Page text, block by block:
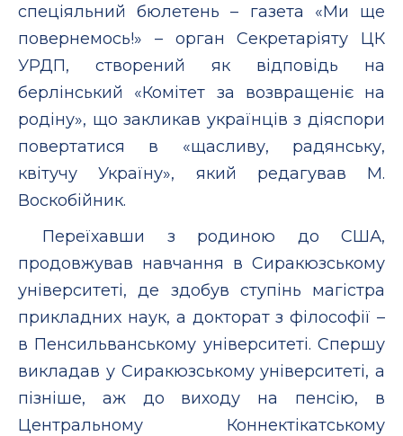
спеціяльний бюлетень – газета «Ми ще
повернемось!» – орган Секретаріяту ЦК
УРДП, створений як відповідь на
берлінський «Комітет за возвращеніє на
родіну», що закликав українців з діяспори
повертатися в «щасливу, радянську,
квітучу Україну», який редагував М.
Воскобійник.
Переїхавши з родиною до США,
продовжував навчання в Сиракюзському
університеті, де здобув ступінь магістра
прикладних наук, а докторат з філософії –
в Пенсильванському університеті. Спершу
викладав у Сиракюзському університеті, а
пізніше, аж до виходу на пенсію, в
Центральному Коннектікатському